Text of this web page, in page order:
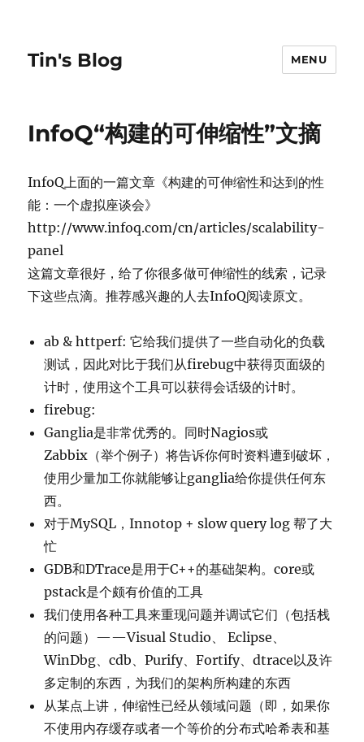
Tin's Blog MENU
InfoQ“构建的可伸缩性”文摘
InfoQ上面的一篇文章《构建的可伸缩性和达到的性
能：一个虚拟座谈会》
http://www.infoq.com/cn/articles/scalability-
panel
这篇文章很好，给了你很多做可伸缩性的线索，记录
下这些点滴。推荐感兴趣的人去InfoQ阅读原文。
ab & httperf: 它给我们提供了一些自动化的负载
测试，因此对比于我们从firebug中获得页面级的
计时，使用这个工具可以获得会话级的计时。
firebug:
Ganglia是非常优秀的。同时Nagios或
Zabbix（举个例子）将告诉你何时资料遭到破坏，
使用少量加工你就能够让ganglia给你提供任何东
西。
对于MySQL，Innotop + slow query log 帮了大
忙
GDB和DTrace是用于C++的基础架构。core或
pstack是个颇有价值的工具
我们使用各种工具来重现问题并调试它们（包括栈
的问题）——Visual Studio、 Eclipse、
WinDbg、cdb、Purify、Fortify、dtrace以及许
多定制的东西，为我们的架构所构建的东西
从某点上讲，伸缩性已经从领域问题（即，如果你
不使用内存缓存或者一个等价的分布式哈希表和基